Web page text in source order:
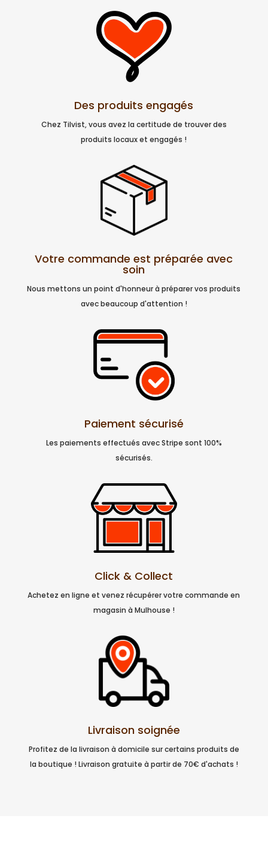
Des produits engagés
Chez Tilvist, vous avez la certitude de trouver des
produits locaux et engagés !
Votre commande est préparée avec
soin
Nous mettons un point d'honneur à préparer vos produits
avec beaucoup d'attention !
Paiement sécurisé
Les paiements effectués avec Stripe sont 100%
sécurisés.
Click & Collect
Achetez en ligne et venez récupérer votre commande en
magasin à Mulhouse !
Livraison soignée
Profitez de la livraison à domicile sur certains produits de
la boutique ! Livraison gratuite à partir de 70€ d'achats !